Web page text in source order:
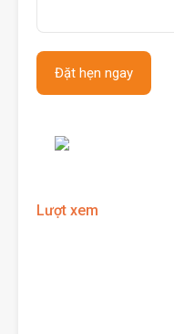
Lượt xem